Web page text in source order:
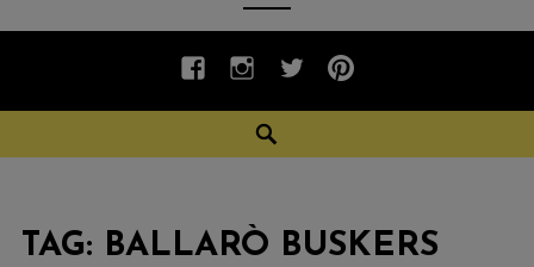
fb INSTAGRAM
twiterpinterest
TAG: BALLARÒ BUSKERS